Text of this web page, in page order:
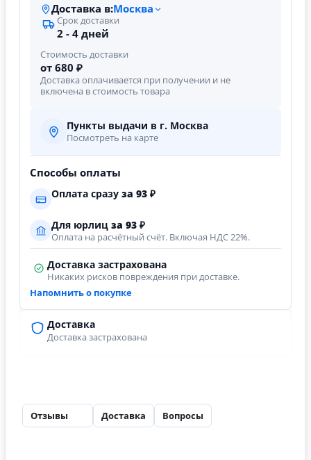
Доставка
Доставка застрахована
Доставка в:Москва
Срок доставки
2 - 4 дней
Стоимость доставки
от 680 ₽
Доставка оплачивается при получении и не
включена в стоимость товара
Пункты выдачи в г. Москва
Посмотреть на карте
Способы оплаты
Оплата сразу за 93 ₽
Для юрлиц за 93 ₽
Оплата на расчётный счёт. Включая НДС 22%.
Доставка застрахована
Никаких рисков повреждения при доставке.
Напомнить о покупке
Отзывы Доставка Вопросы